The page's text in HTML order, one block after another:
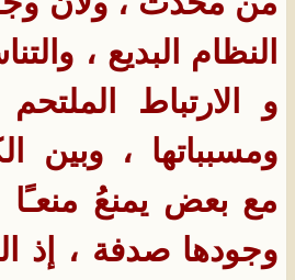
النظام البديع ،
و الارتباط
ومسبباتها ، وبين
مع بعض يمنعُ منعـًا
وجودها صدفة ، إذ